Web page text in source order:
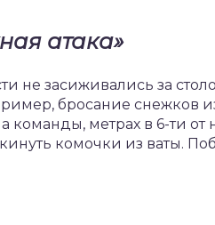
атака»
не засиживались за
бросание снежков
команды, метрах в 6-ти
комочки из ваты.